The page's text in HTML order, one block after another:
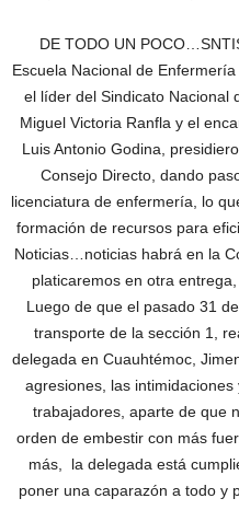
DE TODO UN
Escuela Nacional de
el líder del Sindicato Nacional
Miguel Victoria Ranfla y el
Luis Antonio Godina,
Consejo Directo, dando
licenciatura de enfermería, lo
formación de recursos para
Noticias…noticias habrá en la
platicaremos en otra
Luego de que el pasado 31
transporte de la sección 1,
delegada en Cuauhtémoc,
agresiones, las
trabajadores, aparte de que
orden de embestir con más
más, la delegada está
poner una caparazón a todo y